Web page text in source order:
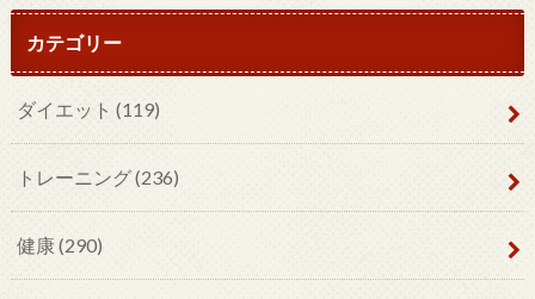
カテゴリー
ダイエット (119)
トレーニング(236)
健康(290)